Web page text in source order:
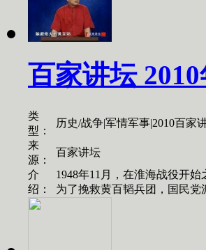
百家讲坛
类
型：
历史/战争|军情军事|2010百家
来
源：
百家讲坛
介
绍：
1948年11月，在淮海战役开
为了挽救黄百韬兵团，国民